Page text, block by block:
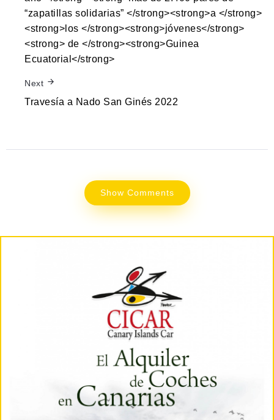
“zapatillas solidarias” </strong><strong>a </strong>
<strong>los </strong><strong>jóvenes</strong>
<strong> de </strong><strong>Guinea
Ecuatorial</strong>
Next
Travesía a Nado San Ginés 2022
Show Comments